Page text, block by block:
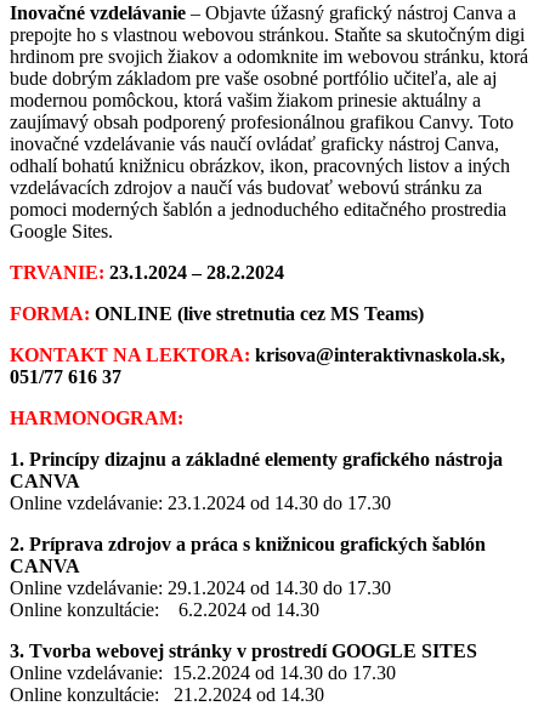
Inovačné vzdelávanie – Objavte úžasný grafický nástroj Canva a
prepojte ho s vlastnou webovou stránkou. Staňte sa skutočným digi
hrdinom pre svojich žiakov a odomknite im webovou stránku, ktorá
bude dobrým základom pre vaše osobné portfólio učiteľa, ale aj
modernou pomôckou, ktorá vašim žiakom prinesie aktuálny a
zaujímavý obsah podporený profesionálnou grafikou Canvy. Toto
inovačné vzdelávanie vás naučí ovládať graficky nástroj Canva,
odhalí bohatú knižnicu obrázkov, ikon, pracovných listov a iných
vzdelávacích zdrojov a naučí vás budovať webovú stránku za
pomoci moderných šablón a jednoduchého editačného prostredia
Google Sites.
TRVANIE: 23.1.2024 – 28.2.2024
FORMA: ONLINE (live stretnutia cez MS Teams)
KONTAKT NA LEKTORA: krisova@interaktivnaskola.sk,
051/77 616 37
HARMONOGRAM:
1. Princípy dizajnu a základné elementy grafického nástroja
CANVA
Online vzdelávanie: 23.1.2024 od 14.30 do 17.30
2. Príprava zdrojov a práca s knižnicou grafických šablón
CANVA
Online vzdelávanie: 29.1.2024 od 14.30 do 17.30
Online konzultácie: 6.2.2024 od 14.30
3. Tvorba webovej stránky v prostredí GOOGLE SITES
Online vzdelávanie: 15.2.2024 od 14.30 do 17.30
Online konzultácie: 21.2.2024 od 14.30